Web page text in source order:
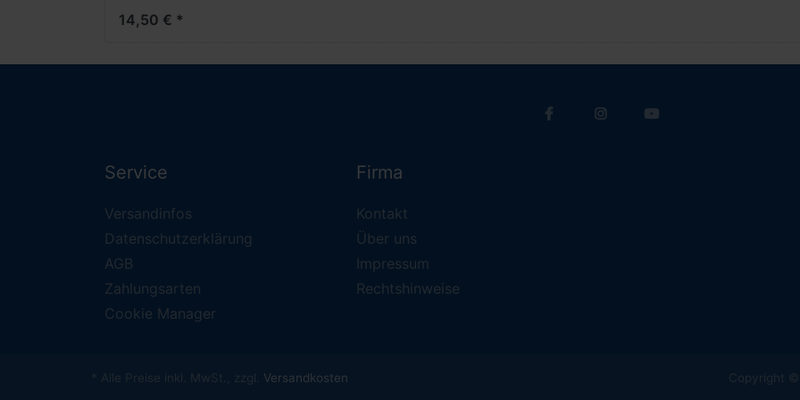
14,50 € *
Service
Versandinfos
Datenschutzerklärung
AGB
Zahlungsarten
Cookie Manager
Firma
Kontakt
Über uns
Impressum
Rechtshinweise
* Alle Preise inkl. MwSt., zzgl. Versandkosten Copyright ©